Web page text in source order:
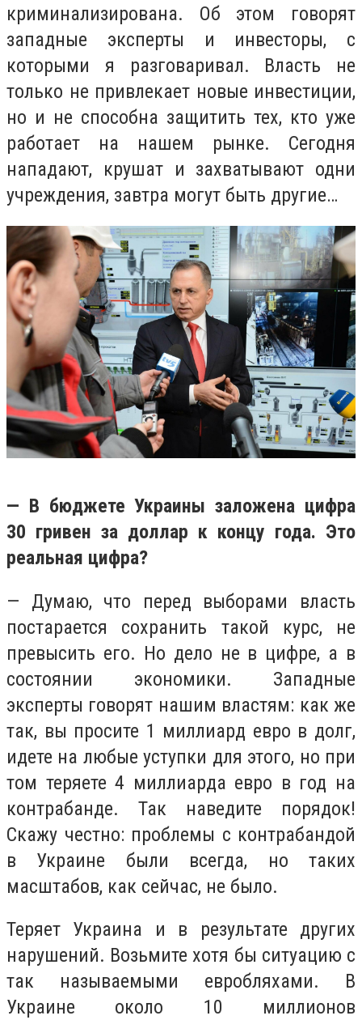
криминализирована. Об этом говорят
западные эксперты и инвесторы, с
которыми я разговаривал. Власть не
только не привлекает новые инвестиции,
но и не способна защитить тех, кто уже
работает на нашем рынке. Сегодня
нападают, крушат и захватывают одни
учреждения, завтра могут быть другие…
— В бюджете Украины заложена цифра
30 гривен за доллар к концу года. Это
реальная цифра?
— Думаю, что перед выборами власть
постарается сохранить такой курс, не
превысить его. Но дело не в цифре, а в
состоянии экономики. Западные
эксперты говорят нашим властям: как же
так, вы просите 1 миллиард евро в долг,
идете на любые уступки для этого, но при
том теряете 4 миллиарда евро в год на
контрабанде. Так наведите порядок!
Скажу честно: проблемы с контрабандой
в Украине были всегда, но таких
масштабов, как сейчас, не было.
Теряет Украина и в результате других
нарушений. Возьмите хотя бы ситуацию с
так называемыми евробляхами. В
Украине около 10 миллионов